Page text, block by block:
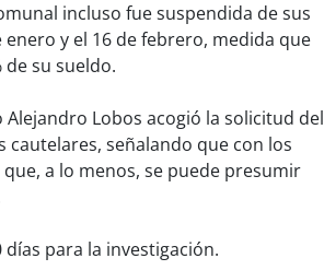
incluso fue suspendida de sus
y el 16 de febrero, medida que
su sueldo.
Lobos acogió la solicitud del
señalando que con los
a lo menos, se puede presumir
para la investigación.